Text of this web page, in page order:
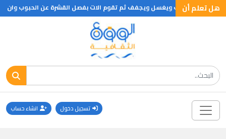
هل تعلم أن
الحب وينظف ويغسل ويجفف ثم تقوم الات بفصل القشرة عن الحبوب وان
تسجيل دخول انشاء حساب